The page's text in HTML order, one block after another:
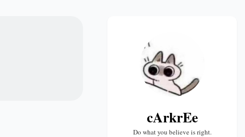
cArkrEe
Do what you believe is right.